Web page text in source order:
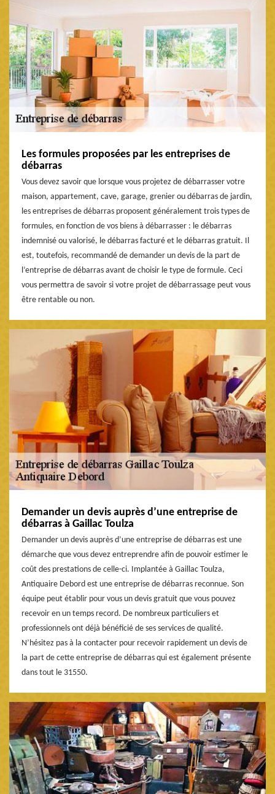
Les formules proposées par les entreprises de
débarras
Vous devez savoir que lorsque vous projetez de débarrasser votre
maison, appartement, cave, garage, grenier ou débarras de jardin,
les entreprises de débarras proposent généralement trois types de
formules, en fonction de vos biens à débarrasser : le débarras
indemnisé ou valorisé, le débarras facturé et le débarras gratuit. Il
est, toutefois, recommandé de demander un devis de la part de
l’entreprise de débarras avant de choisir le type de formule. Ceci
vous permettra de savoir si votre projet de débarrassage peut vous
être rentable ou non.
Demander un devis auprès d’une entreprise de
débarras à Gaillac Toulza
Demander un devis auprès d’une entreprise de débarras est une
démarche que vous devez entreprendre afin de pouvoir estimer le
coût des prestations de celle-ci. Implantée à Gaillac Toulza,
Antiquaire Debord est une entreprise de débarras reconnue. Son
équipe peut établir pour vous un devis gratuit que vous pouvez
recevoir en un temps record. De nombreux particuliers et
professionnels ont déjà bénéficié de ses services de qualité.
N’hésitez pas à la contacter pour recevoir rapidement un devis de
la part de cette entreprise de débarras qui est également présente
dans tout le 31550.